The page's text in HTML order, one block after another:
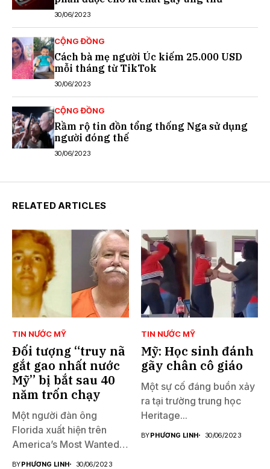
30/06/2023
CỘNG ĐỒNG
Cách bà mẹ người Úc kiếm 25.000 USD
mỗi tháng từ TikTok
30/06/2023
CỘNG ĐỒNG
Rầm rộ tin đồn tổng thống Nga sử dụng
người đóng thế
30/06/2023
RELATED ARTICLES
TIN NƯỚC MỸ
Đối tượng “truy nã
gắt gao nhất nước
Mỹ” bị bắt sau 40
năm trốn chạy
Một người đàn ông
Florida xuất hiện trên
America’s Most Wanted
BYPHƯƠNG LINH 30/06/2023
TIN NƯỚC MỸ
Mỹ: Học sinh đánh
gãy chân cô giáo
Một sự cố đáng buồn xảy
ra tại trường trung học
Heritage...
BYPHƯƠNG LINH 30/06/2023